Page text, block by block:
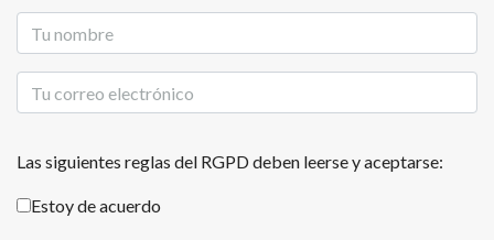
Las siguientes reglas del RGPD deben leerse y aceptarse:
Estoy de acuerdo